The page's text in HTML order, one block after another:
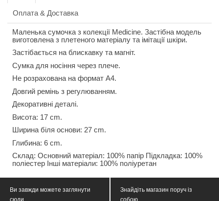
Оплата & Доставка
Маленька сумочка з колекції Medicine. Застібна модель
виготовлена з плетеного матеріалу та імітації шкіри.
Застібається на блискавку та магніт.
Сумка для носіння через плече.
Не розрахована на формат А4.
Довгий ремінь з регулюванням.
Декоративні деталі.
Висота: 17 cm.
Ширина біля основи: 27 cm.
Глибина: 6 cm.
Склад: Основний матеріал: 100% папір Підкладка: 100%
поліестер Інші матеріали: 100% поліуретан
Ви завжди можете заглянути
сюди
Знайдіть магазин поруч із
собою